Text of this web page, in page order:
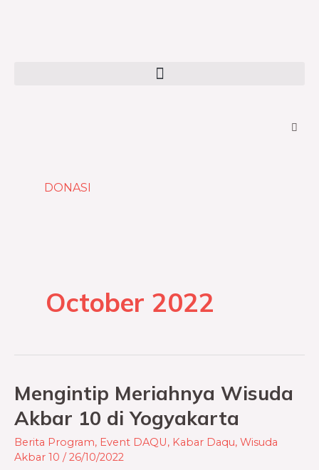
Menu
DONASI
October 2022
Mengintip Meriahnya Wisuda
Akbar 10 di Yogyakarta
Berita Program, Event DAQU, Kabar Daqu, Wisuda
Akbar 10 /26/10/2022
Mengintip
Meriahnya
Wisuda
Akbar